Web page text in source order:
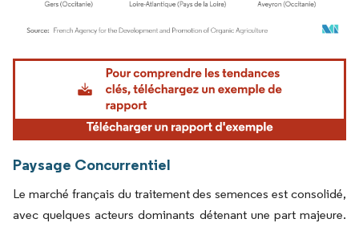
Image © Mordor Intelligence. La réutilisation nécessite une attribution sous CC BY
Paysage Concurrentiel
Le marché français du traitement des semences est consolidé,
avec quelques acteurs dominants détenant une part majeure.